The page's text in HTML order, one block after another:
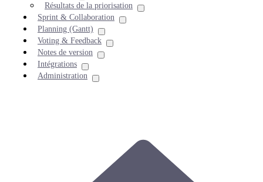
Résultats de la priorisation
Sprint & Collaboration
Planning (Gantt)
Voting & Feedback
Notes de version
Intégrations
Administration